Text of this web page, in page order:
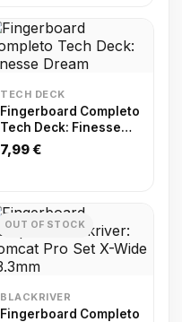
TECH DECK
Fingerboard Completo
Tech Deck: Finesse
Dream
7,99 €
OUT OF STOCK
BLACKRIVER
Fingerboard Completo